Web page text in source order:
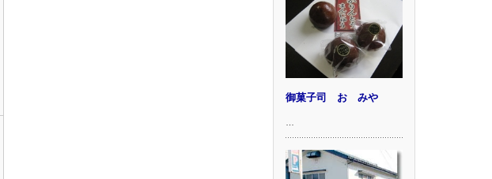
御菓子司 おゝみや